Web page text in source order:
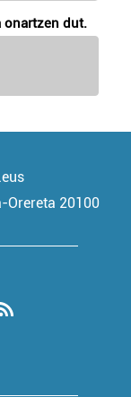
onartzen dut.
Orereta 20100